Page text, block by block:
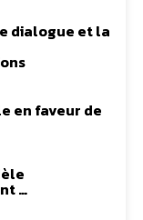
dialogue et la
en faveur de
…